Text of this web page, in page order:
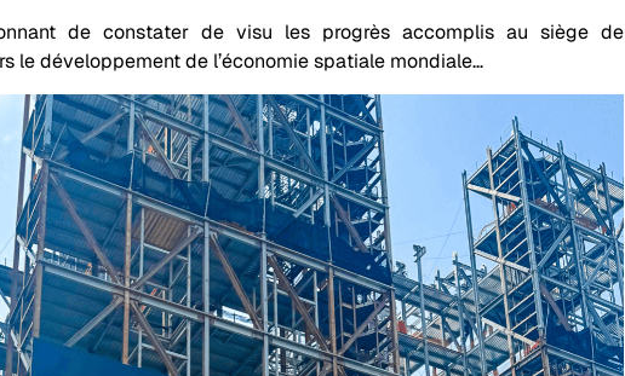
de constater de visu les progrès accomplis au siège de
le développement de l’économie spatiale mondiale…